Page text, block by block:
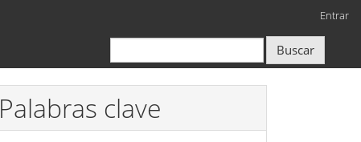
Entrar
Buscar
Palabras clave